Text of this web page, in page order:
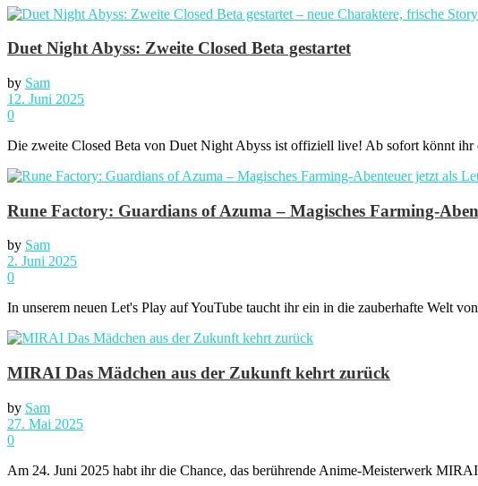
Duet Night Abyss: Zweite Closed Beta gestartet
by Sam
12. Juni 2025
0
Die zweite Closed Beta von Duet Night Abyss ist offiziell live! Ab sofort könnt ihr
Rune Factory: Guardians of Azuma – Magisches Farming-
by Sam
2. Juni 2025
0
In unserem neuen Let's Play auf YouTube taucht ihr ein in die zauberhafte Welt
MIRAI Das Mädchen aus der Zukunft kehrt zurück
by Sam
27. Mai 2025
0
Am 24. Juni 2025 habt ihr die Chance, das berührende Anime-Meisterwerk